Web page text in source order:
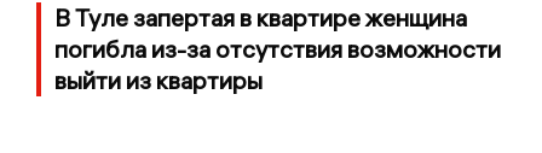
В Туле запертая в квартире женщина
погибла из-за отсутствия возможности
выйти из квартиры